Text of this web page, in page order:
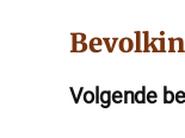
Volgende